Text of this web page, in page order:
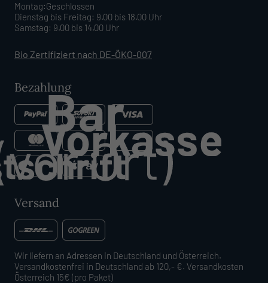
Montag:Geschlossen
Dienstag bis Freitag: 9.00 bis 18.00 Uhr
Samstag: 9.00 bis 14.00 Uhr
Bio Zertifiziert nach DE-ÖKO-007
Bezahlung
Versand
Wir liefern an Adressen in Deutschland und Österreich.
Versandkostenfrei in Deutschland ab 120,- €. Versandkosten
Österreich 15€ (pro Paket)